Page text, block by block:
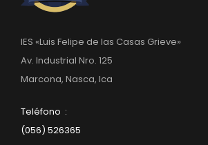
IES «Luis Felipe de las Casas Grieve»
Av. Industrial Nro. 125
Marcona, Nasca, Ica
Teléfono :
(056) 526365